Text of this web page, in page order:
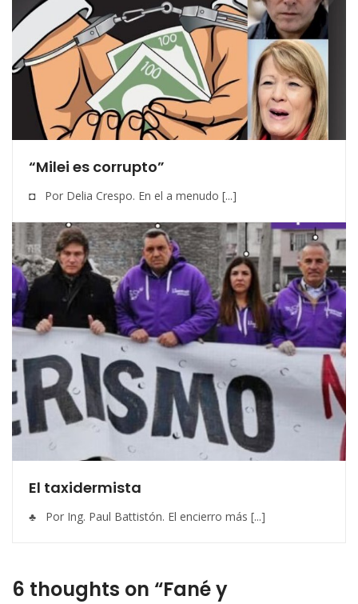
“Milei es corrupto”
◘ Por Delia Crespo. En el a menudo [...]
El taxidermista
♣ Por Ing. Paul Battistón. El encierro más [...]
6 thoughts on “Fané y